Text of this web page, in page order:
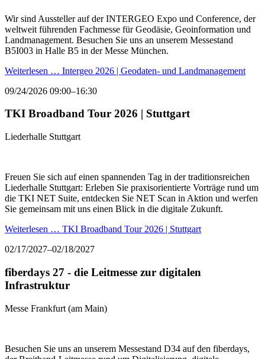
Wir sind Aussteller auf der INTERGEO Expo und Conference, der
weltweit führenden Fachmesse für Geodäsie, Geoinformation und
Landmanagement. Besuchen Sie uns an unserem Messestand
B5I003 in Halle B5 in der Messe München.
Weiterlesen … Intergeo 2026 | Geodaten- und Landmanagement
09/24/2026 09:00–16:30
TKI Broadband Tour 2026 | Stuttgart
Liederhalle Stuttgart
Freuen Sie sich auf einen spannenden Tag in der traditionsreichen
Liederhalle Stuttgart: Erleben Sie praxisorientierte Vorträge rund um
die TKI NET Suite, entdecken Sie NET Scan in Aktion und werfen
Sie gemeinsam mit uns einen Blick in die digitale Zukunft.
Weiterlesen … TKI Broadband Tour 2026 | Stuttgart
02/17/2027–02/18/2027
fiberdays 27 - die Leitmesse zur digitalen
Infrastruktur
Messe Frankfurt (am Main)
Besuchen Sie uns an unserem Messestand D34 auf den fiberdays,